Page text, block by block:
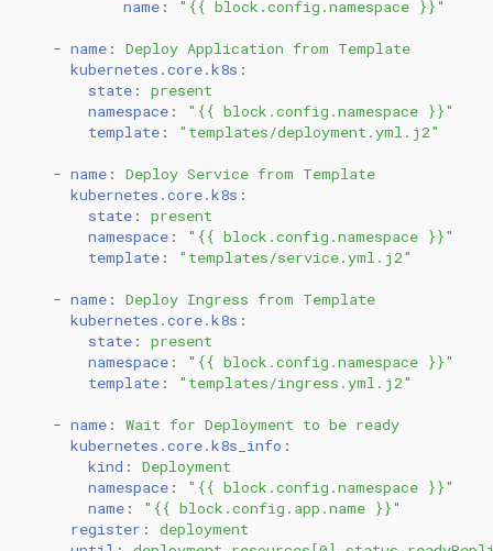
name : "{{ block.config.namespace }}"
- name :
Deploy Application from Template
kubernetes.core.k8s :
state :
present
namespace : "{{ block.config.namespace }}"
template : "templates/deployment.yml.j2"
- name :
Deploy Service from Template
kubernetes.core.k8s :
state :
present
namespace : "{{ block.config.namespace }}"
template : "templates/service.yml.j2"
- name :
Deploy Ingress from Template
kubernetes.core.k8s :
state :
present
namespace : "{{ block.config.namespace }}"
template : "templates/ingress.yml.j2"
- name :
Wait for Deployment to be ready
kubernetes.core.k8s_info :
kind :
Deployment
namespace : "{{ block.config.namespace }}"
name : "{{ block.config.app.name }}"
register :
deployment